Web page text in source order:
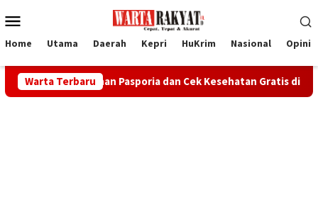
ke
Mobile
Home Utama Daerah Kepri HuKrim Nasional Opini
Warta Terbaru
Layanan Pasporia dan Cek Kesehatan Gratis di CFD